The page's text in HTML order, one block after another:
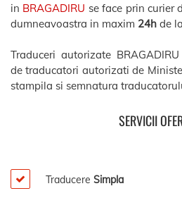
in BRAGADIRU se face prin curier
dumneavoastra in maxim 24h de
Traduceri autorizate
de traducatori autorizati de
stampila si semnatura
SERVICII
Traducere Simpla